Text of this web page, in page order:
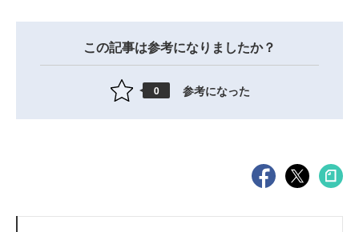
この記事は参考になりましたか？
0 参考になった